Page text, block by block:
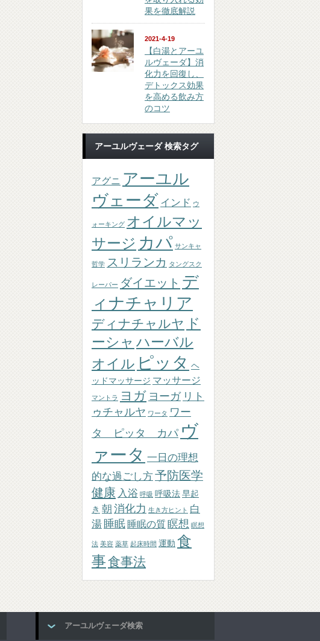
果を徹底解説
2021-4-19
【白湯とアーユ
ルヴェーダ】消
化力を回復し、
デトックス効果
を高める飲み方
のコツ
アーユルヴェーダ 検索タグ
アグニ アーユル
ヴェーダ インド ウ
ォーキング オイルマッ
サージ カパ サンキャ
哲学 スリランカ タングスク
レーパー ダイエット デ
ィナチャリア
ディナチャルヤ ド
ーシャ ハーバル
オイル ピッタ ヘ
ッドマッサージ マッサージ
マントラ ヨガ ヨーガ リト
ゥチャルヤ ワータ ワー
タ ピッタ カパ ヴ
ァータ 一日の理想
的な過ごし方予防医学
健康 入浴 呼吸 呼吸法 早起
き 朝 消化力 生き方ヒント 白
湯 睡眠 睡眠の質瞑想 瞑想
法 美容 薬草 起床時間 運動 食
事食事法
アーユルヴェーダ検索